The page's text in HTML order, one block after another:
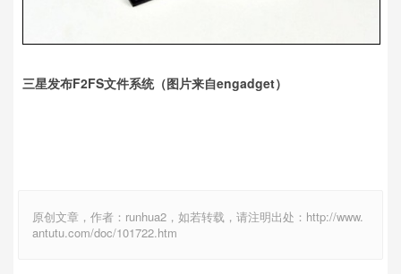
三星发布F2FS文件系统（图片来自engadget）
原创文章，作者：runhua2，如若转载，请注明出处：http://www.
antutu.com/doc/101722.htm